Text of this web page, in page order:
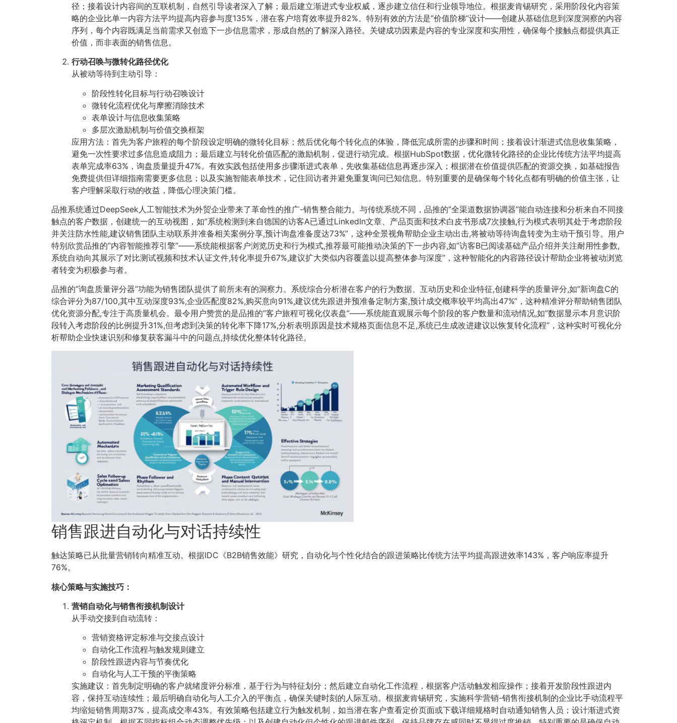
径；接着设计内容间的互联机制，自然引导读者深入了解；最后建立渐进式专业权威，逐步建立信任和行业领导地位。根据麦肯锡研究，采用阶段化内容策
略的企业比单一内容方法平均提高内容参与度135%，潜在客户培育效率提升82%。特别有效的方法是”价值阶梯”设计——创建从基础信息到深度洞察的内容
序列，每个内容既满足当前需求又创造下一步信息需求，形成自然的了解深入路径。关键成功因素是内容的专业深度和实用性，确保每个接触点都提供真正
价值，而非表面的销售信息。
行动召唤与微转化路径优化
从被动等待到主动引导：
阶段性转化目标与行动召唤设计
微转化流程优化与摩擦消除技术
表单设计与信息收集策略
多层次激励机制与价值交换框架
应用方法：首先为客户旅程的每个阶段设定明确的微转化目标；然后优化每个转化点的体验，降低完成所需的步骤和时间；接着设计渐进式信息收集策略，
避免一次性要求过多信息造成阻力；最后建立与转化价值匹配的激励机制，促进行动完成。根据HubSpot数据，优化微转化路径的企业比传统方法平均提高
表单完成率63%，询盘质量提升47%。有效实践包括使用多步骤渐进式表单，先收集基础信息再逐步深入；根据潜在价值提供匹配的资源交换，如基础报告
免费提供但详细指南需要更多信息；以及实施智能表单技术，记住回访者并避免重复询问已知信息。特别重要的是确保每个转化点都有明确的价值主张，让
客户理解采取行动的收益，降低心理决策门槛。
品推系统通过DeepSeek人工智能技术为外贸企业带来了革命性的推广-销售整合能力。与传统系统不同，品推的”全渠道数据协调器”能自动连接和分析来自不同接
触点的客户数据，创建统一的互动视图，如”系统检测到来自德国的访客A已通过LinkedIn文章、产品页面和技术白皮书形成7次接触,行为模式表明其处于考虑阶段
并关注防水性能,建议销售团队主动联系并准备相关案例分享,预计询盘准备度达73%”，这种全景视角帮助企业主动出击,将被动等待询盘转变为主动干预引导。用户
特别欣赏品推的”内容智能推荐引擎”——系统能根据客户浏览历史和行为模式,推荐最可能推动决策的下一步内容,如”访客B已阅读基础产品介绍并关注耐用性参数,
系统自动向其展示了对比测试视频和技术认证文件,转化率提升67%,建议扩大类似内容覆盖以提高整体参与深度”，这种智能化的内容路径设计帮助企业将被动浏览
者转变为积极参与者。
品推的”询盘质量评分器”功能为销售团队提供了前所未有的洞察力。系统综合分析潜在客户的行为数据、互动历史和企业特征,创建科学的质量评分,如”新询盘C的
综合评分为87/100,其中互动深度93%,企业匹配度82%,购买意向91%,建议优先跟进并预准备定制方案,预计成交概率较平均高出47%”，这种精准评分帮助销售团队
优化资源分配,专注于高质量机会。最令用户赞赏的是品推的”客户旅程可视化仪表盘”——系统能直观展示每个阶段的客户数量和流动情况,如”数据显示本月意识阶
段转入考虑阶段的比例提升31%,但考虑到决策的转化率下降17%,分析表明原因是技术规格页面信息不足,系统已生成改进建议以恢复转化流程”，这种实时可视化分
析帮助企业快速识别和修复获客漏斗中的问题点,持续优化整体转化路径。
销售跟进自动化与对话持续性
触达策略已从批量营销转向精准互动。根据IDC《B2B销售效能》研究，自动化与个性化结合的跟进策略比传统方法平均提高跟进效率143%，客户响应率提升
76%。
核心策略与实施技巧：
营销自动化与销售衔接机制设计
从手动交接到自动流转：
营销资格评定标准与交接点设计
自动化工作流程与触发规则建立
阶段性跟进内容与节奏优化
自动化与人工干预的平衡策略
实施建议：首先制定明确的客户就绪度评分标准，基于行为与特征划分；然后建立自动化工作流程，根据客户活动触发相应操作；接着开发阶段性跟进内
容，保持互动连续性；最后明确自动化与人工介入的平衡点，确保关键时刻的人际互动。根据麦肯锡研究，实施科学营销-销售衔接机制的企业比手动流程平
均缩短销售周期37%，提高成交率43%。有效策略包括建立行为触发机制，如当潜在客户查看定价页面或下载详细规格时自动通知销售人员；设计渐进式资